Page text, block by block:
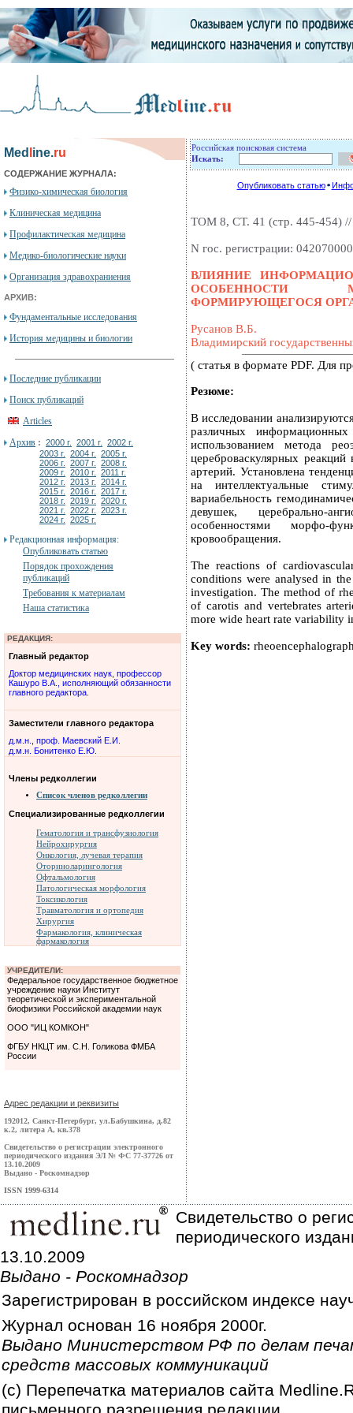
Med ine.ru
СОДЕРЖАНИЕ ЖУРНАЛА:
Физико-химическая биология
Клиническая медицина
Профилактическая медицина
Медико-биологические науки
Организация здравохраниения
АРХИВ:
Фундаментальные исследования
История медицины и биологии
Последние публикации
Поиск публикаций
Articles
Архив : 2000 г. 2001 г.
2002 г.
2003 г.
2004 г.
2005 г.
2006 г.
2007 г.
2008 г.
2009 г.
2010 г.
2011 г.
2012 г.
2013 г.
2014 г.
2015 г.
2016 г.
2017 г.
2018 г.
2019 г.
2020 г.
2021 г.
2022 г.
2023 г.
2024 г.
2025 г.
Редакционная информация:
Опубликовать статью
Порядок прохождения
публикаций
Требования к материалам
Наша статистика
РЕДАКЦИЯ:
Главный редактор
Доктор медицинских наук, профессор
Кашуро В.А., исполняющий обязанности
главного редактора.
Заместители главного редактора
д.м.н., проф. Маевский Е.И.
д.м.н. Бонитенко Е.Ю.
Члены редколлегии
Список членов редколлегии
Специализированные редколлегии
Гематология и трансфузиология
Нейрохирургия
Онкология, лучевая терапия
Оториноларингология
Офтальмология
Патологическая морфология
Токсикология
Травматология и ортопедия
Хирургия
Фармакология, клиническая
фармакология
УЧРЕДИТЕЛИ:
Федеральное государственное бюджетное
учреждение науки Институт
теоретической и экспериментальной
биофизики Российской академии наук
ООО "ИЦ КОМКОН"
ФГБУ НКЦТ им. С.Н. Голикова ФМБА
России
Адрес редакции и реквизиты
192012, Санкт-Петербург, ул.Бабушкина, д.82
к.2, литера А, кв.378
Свидетельство о регистрации электронного
периодического издания ЭЛ № ФС 77-37726 от
13.10.2009
Выдано - Роскомнадзор
ISSN 1999-6314
Российская поисковая система
Искать:
Опубликовать статью
ТОМ 8, СТ. 41 (стр. 445-454) //
N гос. регистрации:
ВЛИЯНИЕ
ОСОБЕННОСТИ
ФОРМИРУЮЩЕГОСЯ
Русанов В.Б.
Владимирский
( статья в формате PDF. Для
Резюме:
В исследовании
различных
использованием метода
цереброваскулярных
артерий. Установлена
на интеллектуальные
вариабельность
девушек, церебрально-
особенностями морфо-
кровообращения.
The reactions of
conditions were analysed in
investigation. The method of
of carotis and vertebrates
more wide heart rate variability
Key words:
Свидетельство о
периодического
13.10.2009
Выдано - Роскомнадзор
Зарегистрирован в российском индексе
Журнал основан 16 ноября 2000г.
Выдано Министерством РФ по делам
средств массовых коммуникаций
(c) Перепечатка материалов сайта